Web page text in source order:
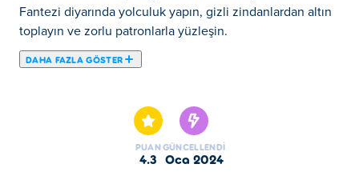
Fantezi diyarında yolculuk yapın, gizli zindanlardan altın
toplayın ve zorlu patronlarla yüzleşin.
DAHA FAZLA GÖSTER
aksiyon platformu rol yapma oyunudur. Kahramanca
maceralara atılabileceğiniz uzak bir fantastik diyardaki bir
krallığı keşfedin. Büyülü ormanları keşfedin ve oradaki
PUAN
4.3
GÜNCELLENDI
Oca 2024